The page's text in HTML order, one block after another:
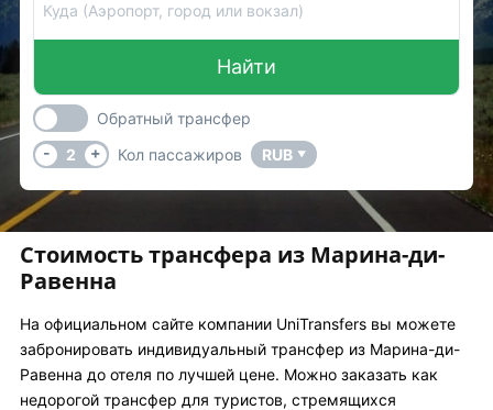
Куда (Аэропорт, город или вокзал)
Найти
Обратный трансфер
-
2 + Кол пассажиров RUB ▼
Стоимость трансфера из Марина-ди-
Равенна
На официальном сайте компании UniTransfers вы можете
забронировать индивидуальный трансфер из Марина-ди-
Равенна до отеля по лучшей цене. Можно заказать как
недорогой трансфер для туристов, стремящихся